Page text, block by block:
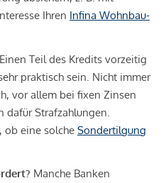
Ihren Infina Wohnbau-
Einen Teil des Kredits vorzeitig
praktisch sein. Nicht immer
vor allem bei fixen Zinsen
dafür Strafzahlungen.
ob eine solche Sondertilgung
Manche Banken